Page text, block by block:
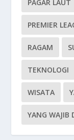
PAGAR LAUT
PREMIER
RAGAM
TEKNOLOGI
WISATA
YANG WAJIB